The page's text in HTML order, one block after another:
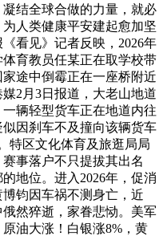
结全球合做的力量，就必
人类健康平安建起愈加坚
看见》记者反映，2026年
育教员任某正在取学校带
途中倒霉正在一座桥附近
2月3日报道，大老山地道
辆轻型货车正在地道内往
因刹车不及撞向该辆货车
特区文化体育及旅逛局局
事落户不只提拔其出名
地位。进入2026年，促消
钧因车祸不测身亡，近
然猝逝，家眷悲恸。美军
油大涨！白银涨8%，黄